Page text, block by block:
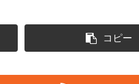
コピー